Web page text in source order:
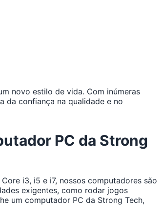
novo estilo de vida. Com inúmeras
da confiança na qualidade e no
PC da Strong
i3, i5 e i7, nossos computadores são
exigentes, como rodar jogos
um computador PC da Strong Tech,